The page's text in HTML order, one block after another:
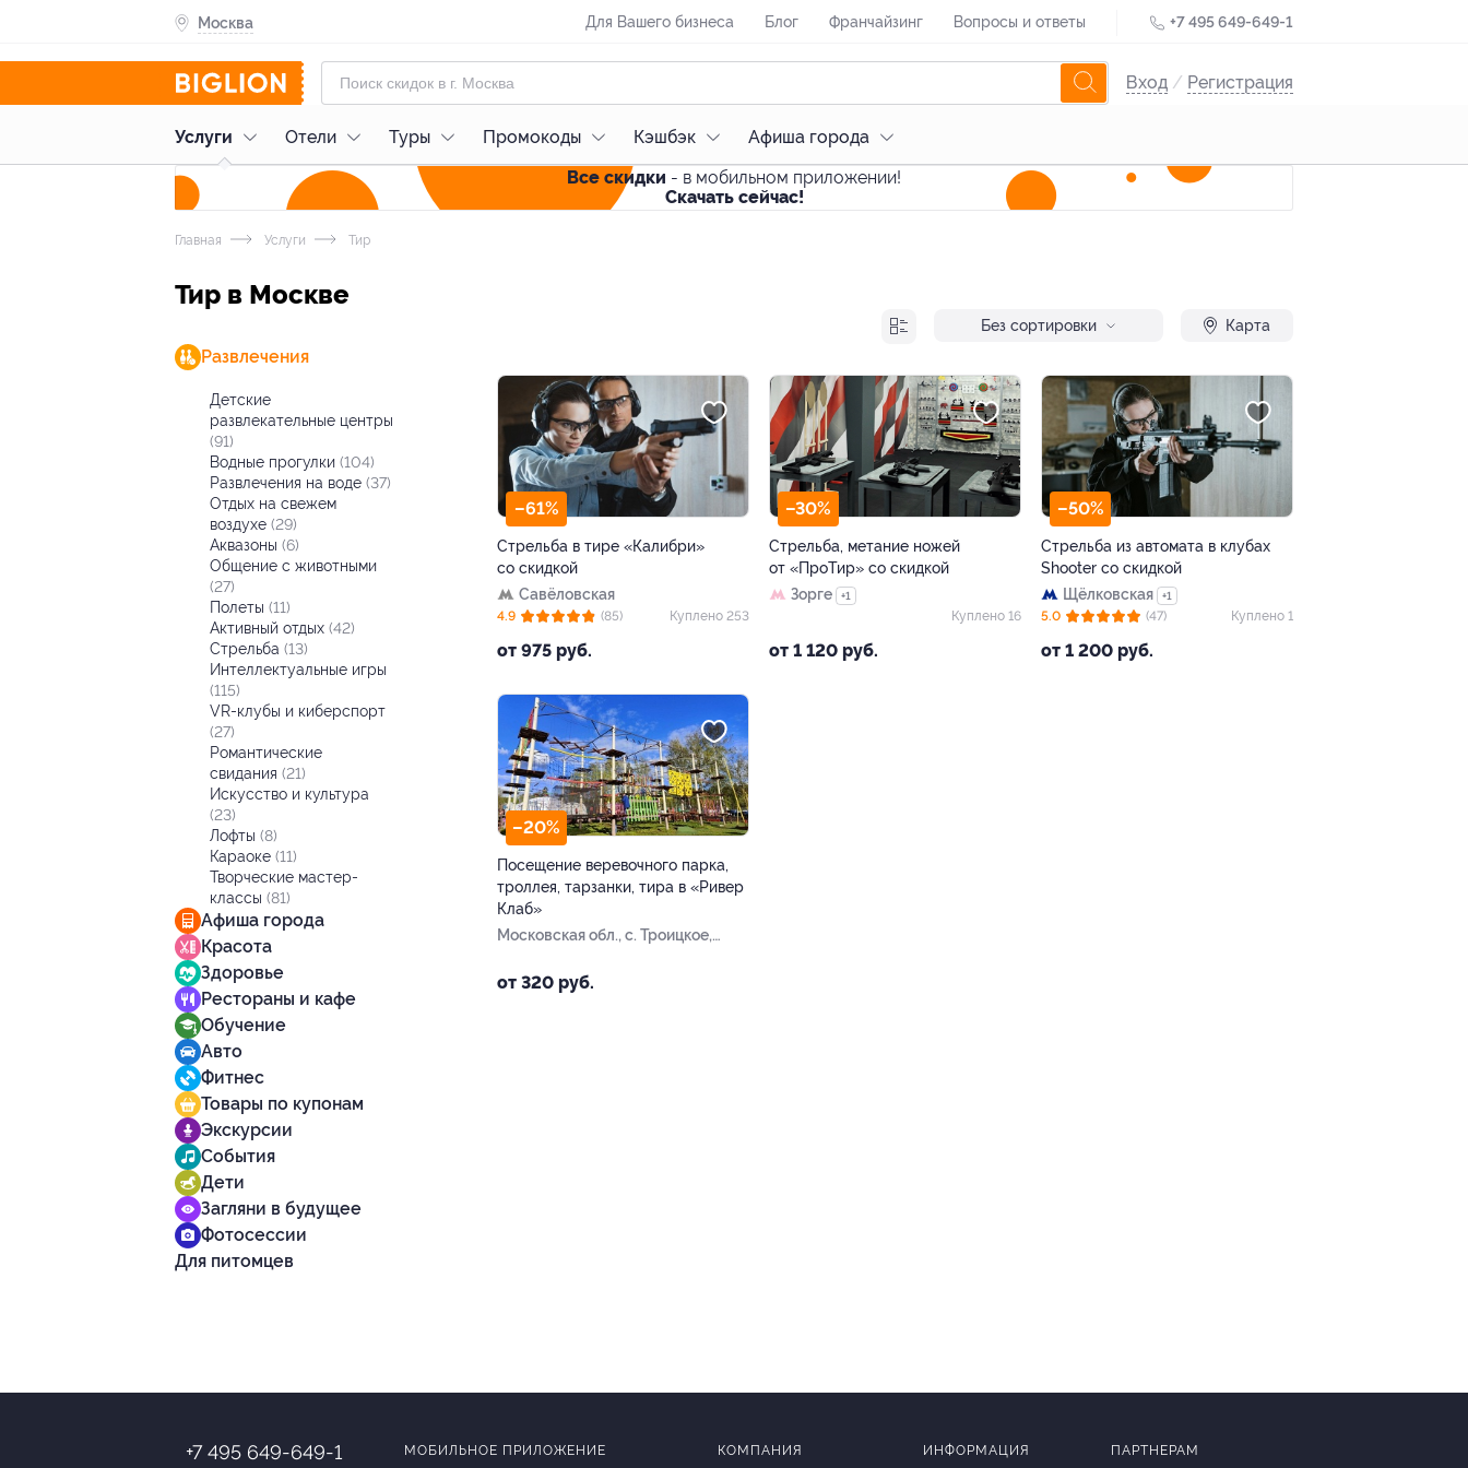
Москва Для Вашего бизнеса Блог Франчайзинг Вопросы и ответы +7 495 649-649-1
Вход / Регистрация
Услуги Отели Туры Промокоды Кэшбэк
Афиша города
Все скидки - в мобильном приложении!
Скачать сейчас!
Главная Услуги Тир
Тир в Москве
Без сортировки Карта
Афиша города
Красота
Здоровье
Рестораны и кафе
Обучение
Авто
Фитнес
Товары по купонам
Развлечения
Детские
развлекательные центры
(91)
Водные прогулки (104)
Развлечения на воде (37)
Отдых на свежем
воздухе (29)
Аквазоны (6)
Общение с животными
(27)
Полеты (11)
Активный отдых (42)
Стрельба (13)
Интеллектуальные игры
(115)
VR-клубы и киберспорт
(27)
Романтические
свидания (21)
Искусство и культура
(23)
Лофты (8)
Караоке (11)
Творческие мастер-
классы (81)
Экскурсии
События
Дети
Загляни в будущее
Фотосессии
Для питомцев
–61%
Стрельба в тире «Калибри»
со скидкой
Савёловская
от 975 руб.
4.9 (85) Куплено 253
–30%
Стрельба, метание ножей
от «ПроТир» со скидкой
Зорге
+1
от 1 120 руб.
Куплено 16
–50%
Стрельба из автомата в клубах
Shooter со скидкой
Щёлковская
+1
от 1 200 руб.
5.0 (47) Куплено 1
–20%
Посещение веревочного парка,
троллея, тарзанки, тира в «Ривер
Клаб»
Московская обл., с. Троицкое,
от 320 руб.
+7 495 649-649-1 МОБИЛЬНОЕ ПРИЛОЖЕНИЕ КОМПАНИЯ ИНФОРМАЦИЯ ПАРТНЕРАМ